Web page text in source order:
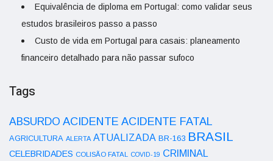
Equivalência de diploma em Portugal: como validar seus
estudos brasileiros passo a passo
Custo de vida em Portugal para casais: planeamento
financeiro detalhado para não passar sufoco
Tags
ABSURDO ACIDENTE ACIDENTE FATAL
AGRICULTURA ALERTA ATUALIZADA BR-163 BRASIL
CELEBRIDADES COLISÃO FATAL COVID-19 CRIMINAL